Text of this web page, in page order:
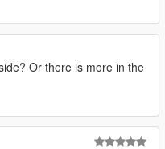
Or there is more in the